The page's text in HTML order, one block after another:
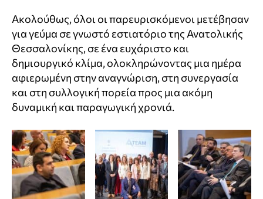
Ακολούθως, όλοι οι παρευρισκόμενοι μετέβησαν
για γεύμα σε γνωστό εστιατόριο της Ανατολικής
Θεσσαλονίκης, σε ένα ευχάριστο και
δημιουργικό κλίμα, ολοκληρώνοντας μια ημέρα
αφιερωμένη στην αναγνώριση, στη συνεργασία
και στη συλλογική πορεία προς μια ακόμη
δυναμική και παραγωγική χρονιά.